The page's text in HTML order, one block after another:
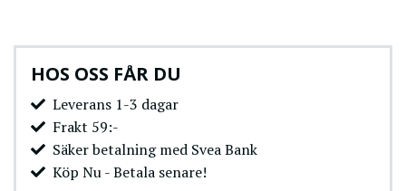
HOS OSS FÅR DU
Leverans 1-3 dagar
Frakt 59:-
Säker betalning med Svea Bank
Köp Nu - Betala senare!